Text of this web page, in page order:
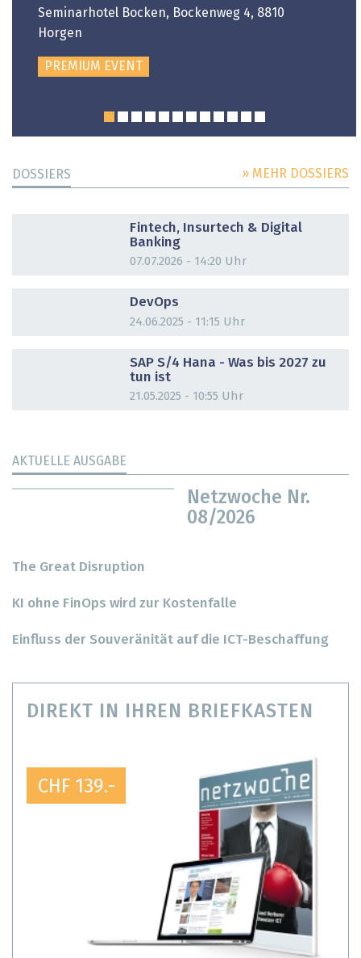
Seminarhotel Bocken, Bockenweg 4, 8810
Horgen
PREMIUM EVENT
DOSSIERS » MEHR DOSSIERS
Fintech, Insurtech & Digital
Banking
07.07.2026 - 14:20 Uhr
DevOps
24.06.2025 - 11:15 Uhr
SAP S/4 Hana - Was bis 2027 zu
tun ist
21.05.2025 - 10:55 Uhr
AKTUELLE AUSGABE
Netzwoche Nr.
08/2026
The Great Disruption
KI ohne FinOps wird zur Kostenfalle
Einfluss der Souveränität auf die ICT-Beschaffung
DIREKT IN IHREN BRIEFKASTEN
CHF 139.-